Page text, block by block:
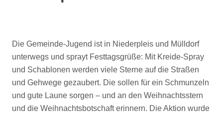
Die Gemeinde-Jugend ist in Niederpleis und Mülldorf
unterwegs und sprayt Festtagsgrüße: Mit Kreide-Spray
und Schablonen werden viele Sterne auf die Straßen
und Gehwege gezaubert. Die sollen für ein Schmunzeln
und gute Laune sorgen – und an den Weihnachtsstern
und die Weihnachtsbotschaft erinnern. Die Aktion wurde